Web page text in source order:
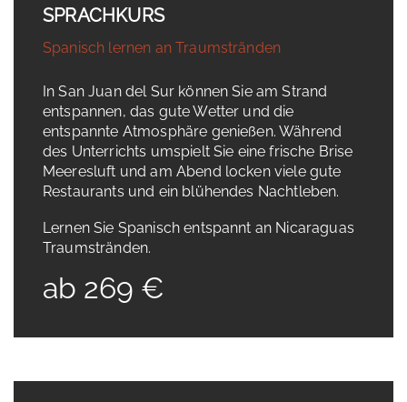
SPRACHKURS
Spanisch lernen an Traumstränden
In San Juan del Sur können Sie am Strand
entspannen, das gute Wetter und die
entspannte Atmosphäre genießen. Während
des Unterrichts umspielt Sie eine frische Brise
Meeresluft und am Abend locken viele gute
Restaurants und ein blühendes Nachtleben.
Lernen Sie Spanisch entspannt an Nicaraguas
Traumstränden.
ab 269 €